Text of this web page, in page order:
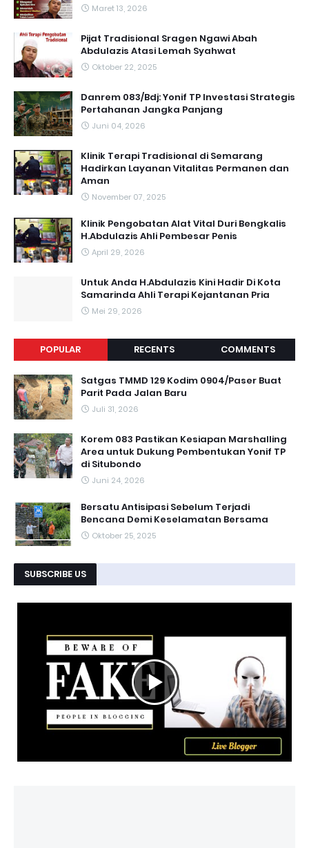
Maret 13, 2026
Pijat Tradisional Sragen Ngawi Abah
Abdulazis Atasi Lemah Syahwat
Oktober 22, 2025
Danrem 083/Bdj: Yonif TP Investasi Strategis
Pertahanan Jangka Panjang
Juni 04, 2026
Klinik Terapi Tradisional di Semarang
Hadirkan Layanan Vitalitas Permanen dan
Aman
November 07, 2025
Klinik Pengobatan Alat Vital Duri Bengkalis
H.Abdulazis Ahli Pembesar Penis
April 29, 2026
Untuk Anda H.Abdulazis Kini Hadir Di Kota
Samarinda Ahli Terapi Kejantanan Pria
Mei 29, 2026
POPULAR RECENTS COMMENTS
Satgas TMMD 129 Kodim 0904/Paser Buat
Parit Pada Jalan Baru
Juli 31, 2026
Korem 083 Pastikan Kesiapan Marshalling
Area untuk Dukung Pembentukan Yonif TP
di Situbondo
Juni 24, 2026
Bersatu Antisipasi Sebelum Terjadi
Bencana Demi Keselamatan Bersama ‎
Oktober 25, 2025
SUBSCRIBE US